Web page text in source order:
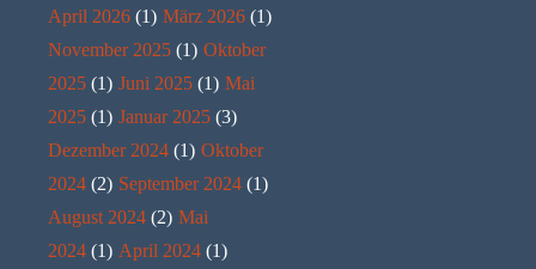
April 2026 (1) März 2026 (1)
November 2025 (1) Oktober
2025 (1) Juni 2025 (1) Mai
2025 (1) Januar 2025 (3)
Dezember 2024 (1) Oktober
2024 (2) September 2024 (1)
August 2024 (2) Mai
2024 (1) April 2024 (1)